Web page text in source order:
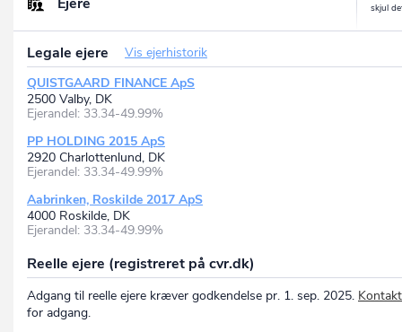
Ejere
Legale ejere
Vis ejerhistorik
QUISTGAARD FINANCE ApS
2500 Valby, DK
Ejerandel: 33.34-49.99%
PP HOLDING 2015 ApS
2920 Charlottenlund, DK
Ejerandel: 33.34-49.99%
Aabrinken, Roskilde 2017 ApS
4000 Roskilde, DK
Ejerandel: 33.34-49.99%
Reelle ejere (registreret på cvr.dk)
Adgang til reelle ejere kræver godkendelse pr. 1. sep. 2025.
for adgang.